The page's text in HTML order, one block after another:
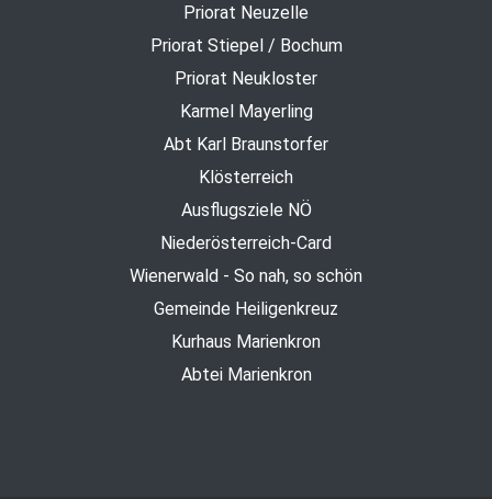
Priorat Neuzelle
Priorat Stiepel / Bochum
Priorat Neukloster
Karmel Mayerling
Abt Karl Braunstorfer
Klösterreich
Ausflugsziele NÖ
Niederösterreich-Card
Wienerwald - So nah, so schön
Gemeinde Heiligenkreuz
Kurhaus Marienkron
Abtei Marienkron